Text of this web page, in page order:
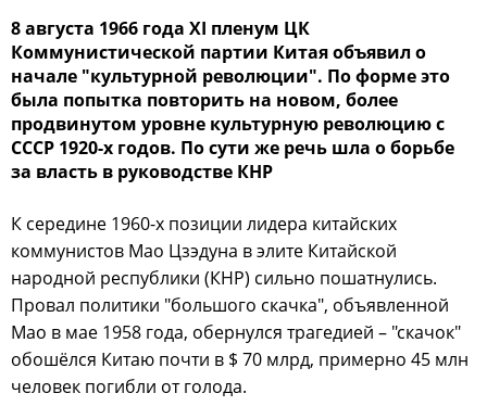
8 августа 1966 года XI пленум ЦК
Коммунистической партии Китая объявил о
начале "культурной революции". По форме это
была попытка повторить на новом, более
продвинутом уровне культурную революцию с
СССР 1920-х годов. По сути же речь шла о борьбе
за власть в руководстве КНР
К середине 1960-х позиции лидера китайских
коммунистов Мао Цзэдуна в элите Китайской
народной республики (КНР) сильно пошатнулись.
Провал политики "большого скачка", объявленной
Мао в мае 1958 года, обернулся трагедией – "скачок"
обошёлся Китаю почти в $ 70 млрд, примерно 45 млн
человек погибли от голода.